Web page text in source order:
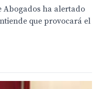
Abogados ha alertado
que provocará el